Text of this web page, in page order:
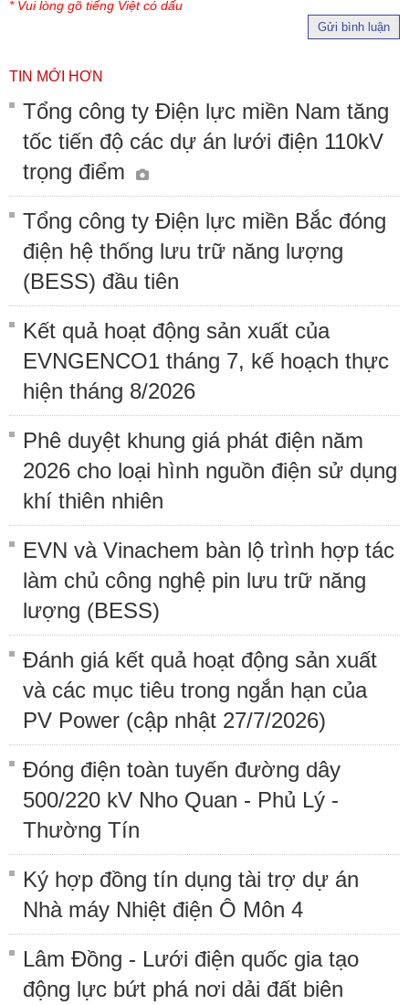
* Vui lòng gõ tiếng Việt có dấu
Gửi bình luận
TIN MỚI HƠN
Tổng công ty Điện lực miền Nam tăng
tốc tiến độ các dự án lưới điện 110kV
trọng điểm
Tổng công ty Điện lực miền Bắc đóng
điện hệ thống lưu trữ năng lượng
(BESS) đầu tiên
Kết quả hoạt động sản xuất của
EVNGENCO1 tháng 7, kế hoạch thực
hiện tháng 8/2026
Phê duyệt khung giá phát điện năm
2026 cho loại hình nguồn điện sử dụng
khí thiên nhiên
EVN và Vinachem bàn lộ trình hợp tác
làm chủ công nghệ pin lưu trữ năng
lượng (BESS)
Đánh giá kết quả hoạt động sản xuất
và các mục tiêu trong ngắn hạn của
PV Power (cập nhật 27/7/2026)
Đóng điện toàn tuyến đường dây
500/220 kV Nho Quan - Phủ Lý -
Thường Tín
Ký hợp đồng tín dụng tài trợ dự án
Nhà máy Nhiệt điện Ô Môn 4
Lâm Đồng - Lưới điện quốc gia tạo
động lực bứt phá nơi dải đất biên